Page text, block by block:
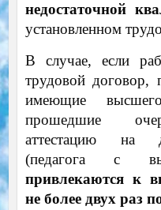
недостаточной
установленном
В случае, если
трудовой договор,
имеющие
прошедшие
аттестацию на
(педагога с
привлекаются к
не более двух раз